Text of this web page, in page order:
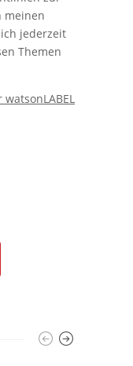
meinen
jederzeit
Themen